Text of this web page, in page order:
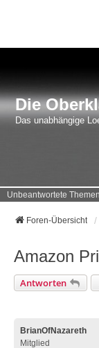
Die
Das unabhängige
Unbeantwortete Themen
Foren-Übersicht
Amazon
Antworten
BrianOfNazareth
Mitglied